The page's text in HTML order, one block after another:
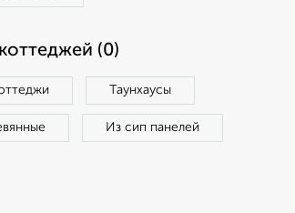
(0)
Таунхаусы
Из сип панелей